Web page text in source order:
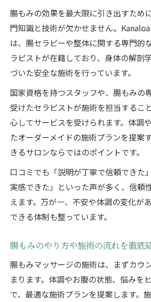
腸もみの効果を最大限に引き出すため
門知識と技術が欠かせません。
は、腸セラピーや整体に関する専門的
ラピストが在籍しており、身体の解剖
づいた安全な施術を行っています。
国家資格を持つスタッフや、腸もみの
受けたセラピストが施術を担当するこ
心してサービスを受けられます。体調
たオーダーメイドの施術プランを提案
きるサロンならではのポイントです。
口コミでも「説明が丁寧で信頼できた
実感できた」といった声が多く、信頼
えます。万が一、不安や体調の変化が
できる体制も整っています。
腸もみのやり方や施術の流れを徹底
腸もみマッサージの施術は、まずカウ
まります。体調やお腹の状態、悩みを
で、最適な施術プランを提案します。